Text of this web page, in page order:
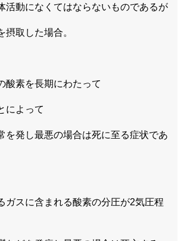
活動になくてはならないものであるが
摂取した場合。
酸素を長期にわたって
によって
を発し最悪の場合は死に至る症状であ
ガスに含まれる酸素の分圧が2気圧程